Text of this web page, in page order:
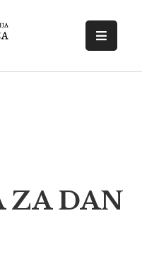
ZA DAN